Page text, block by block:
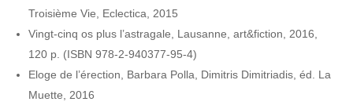
Troisième Vie, Eclectica, 2015
Vingt-cinq os plus l’astragale, Lausanne, art&fiction, 2016,
120 p. (ISBN 978-2-940377-95-4)
Eloge de l’érection, Barbara Polla, Dimitris Dimitriadis, éd. La
Muette, 2016